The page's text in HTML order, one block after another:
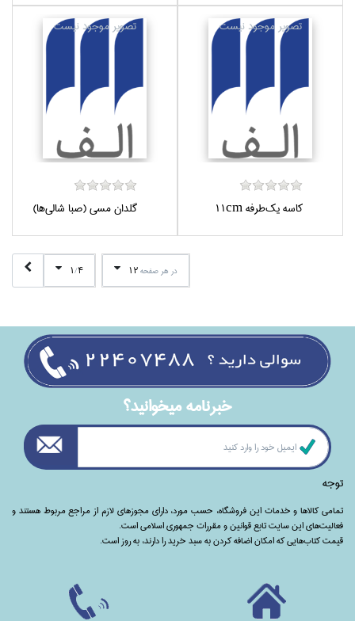
كاسه يك‌طرفه 11cm گلدان مسي (صبا شالي‌ها)
در هر صفحه12
1/4
خبرنامه ميخوانيد؟
توجه
تمامی‌ کالاها و خدمات این فروشگاه، حسب مورد،‌ دارای مجوزهای لازم از مراجع مربوط هستند ‌و‌‌
فعالیت‌های این سایت تابع قوانین و مقررات جمهوری اسلامی است.
قیمت کتاب‌هایی که امکان اضافه کردن به سبد خرید را دارند،‌ به روز است.